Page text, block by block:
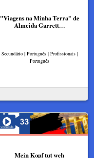
"Viagens na Minha Terra" de
Almeida Garrett…
Secundário | Português | Profissionais |
Português
Mein Kopf tut weh